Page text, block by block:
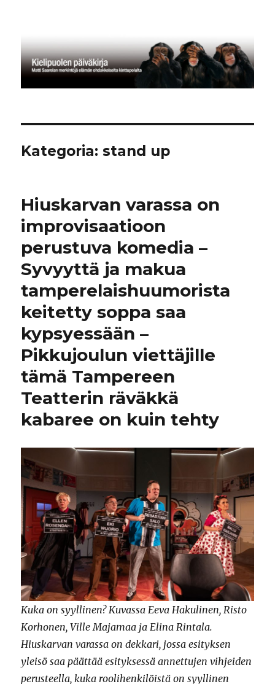
Kategoria:stand up
Hiuskarvan varassa on
improvisaatioon
perustuva komedia –
Syvyyttä ja makua
tamperelaishuumorista
keitetty soppa saa
kypsyessään –
Pikkujoulun viettäjille
tämä Tampereen
Teatterin räväkkä
kabaree on kuin tehty
Kuka on syyllinen? Kuvassa Eeva Hakulinen, Risto
Korhonen, Ville Majamaa ja Elina Rintala.
Hiuskarvan varassa on dekkari, jossa esityksen
yleisö saa päättää esityksessä annettujen vihjeiden
perusteella, kuka roolihenkilöistä on syyllinen